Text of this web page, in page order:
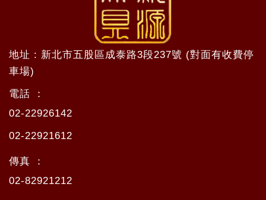
地址 : 新北市五股區成泰路3段237號 (對面有收費停
車場)
電話 ：
02-22926142
02-22921612
傳真 ：
02-82921212